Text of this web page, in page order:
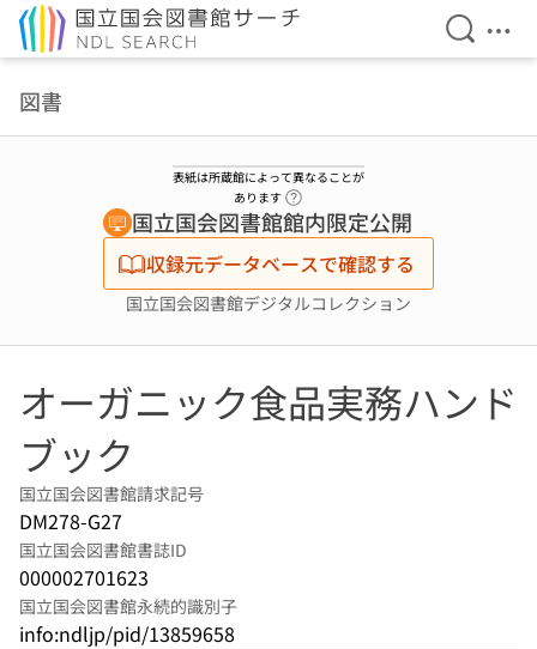
検索を
メ
図書
表紙は所蔵館によって異なることが
あります
国立国会図書館館内限定公開
収録元データベースで確認する
国立国会図書館デジタルコレクション
オーガニック食品実務ハンド
ブック
国立国会図書館請求記号
DM278-G27
国立国会図書館書誌ID
000002701623
国立国会図書館永続的識別子
info:ndljp/pid/13859658